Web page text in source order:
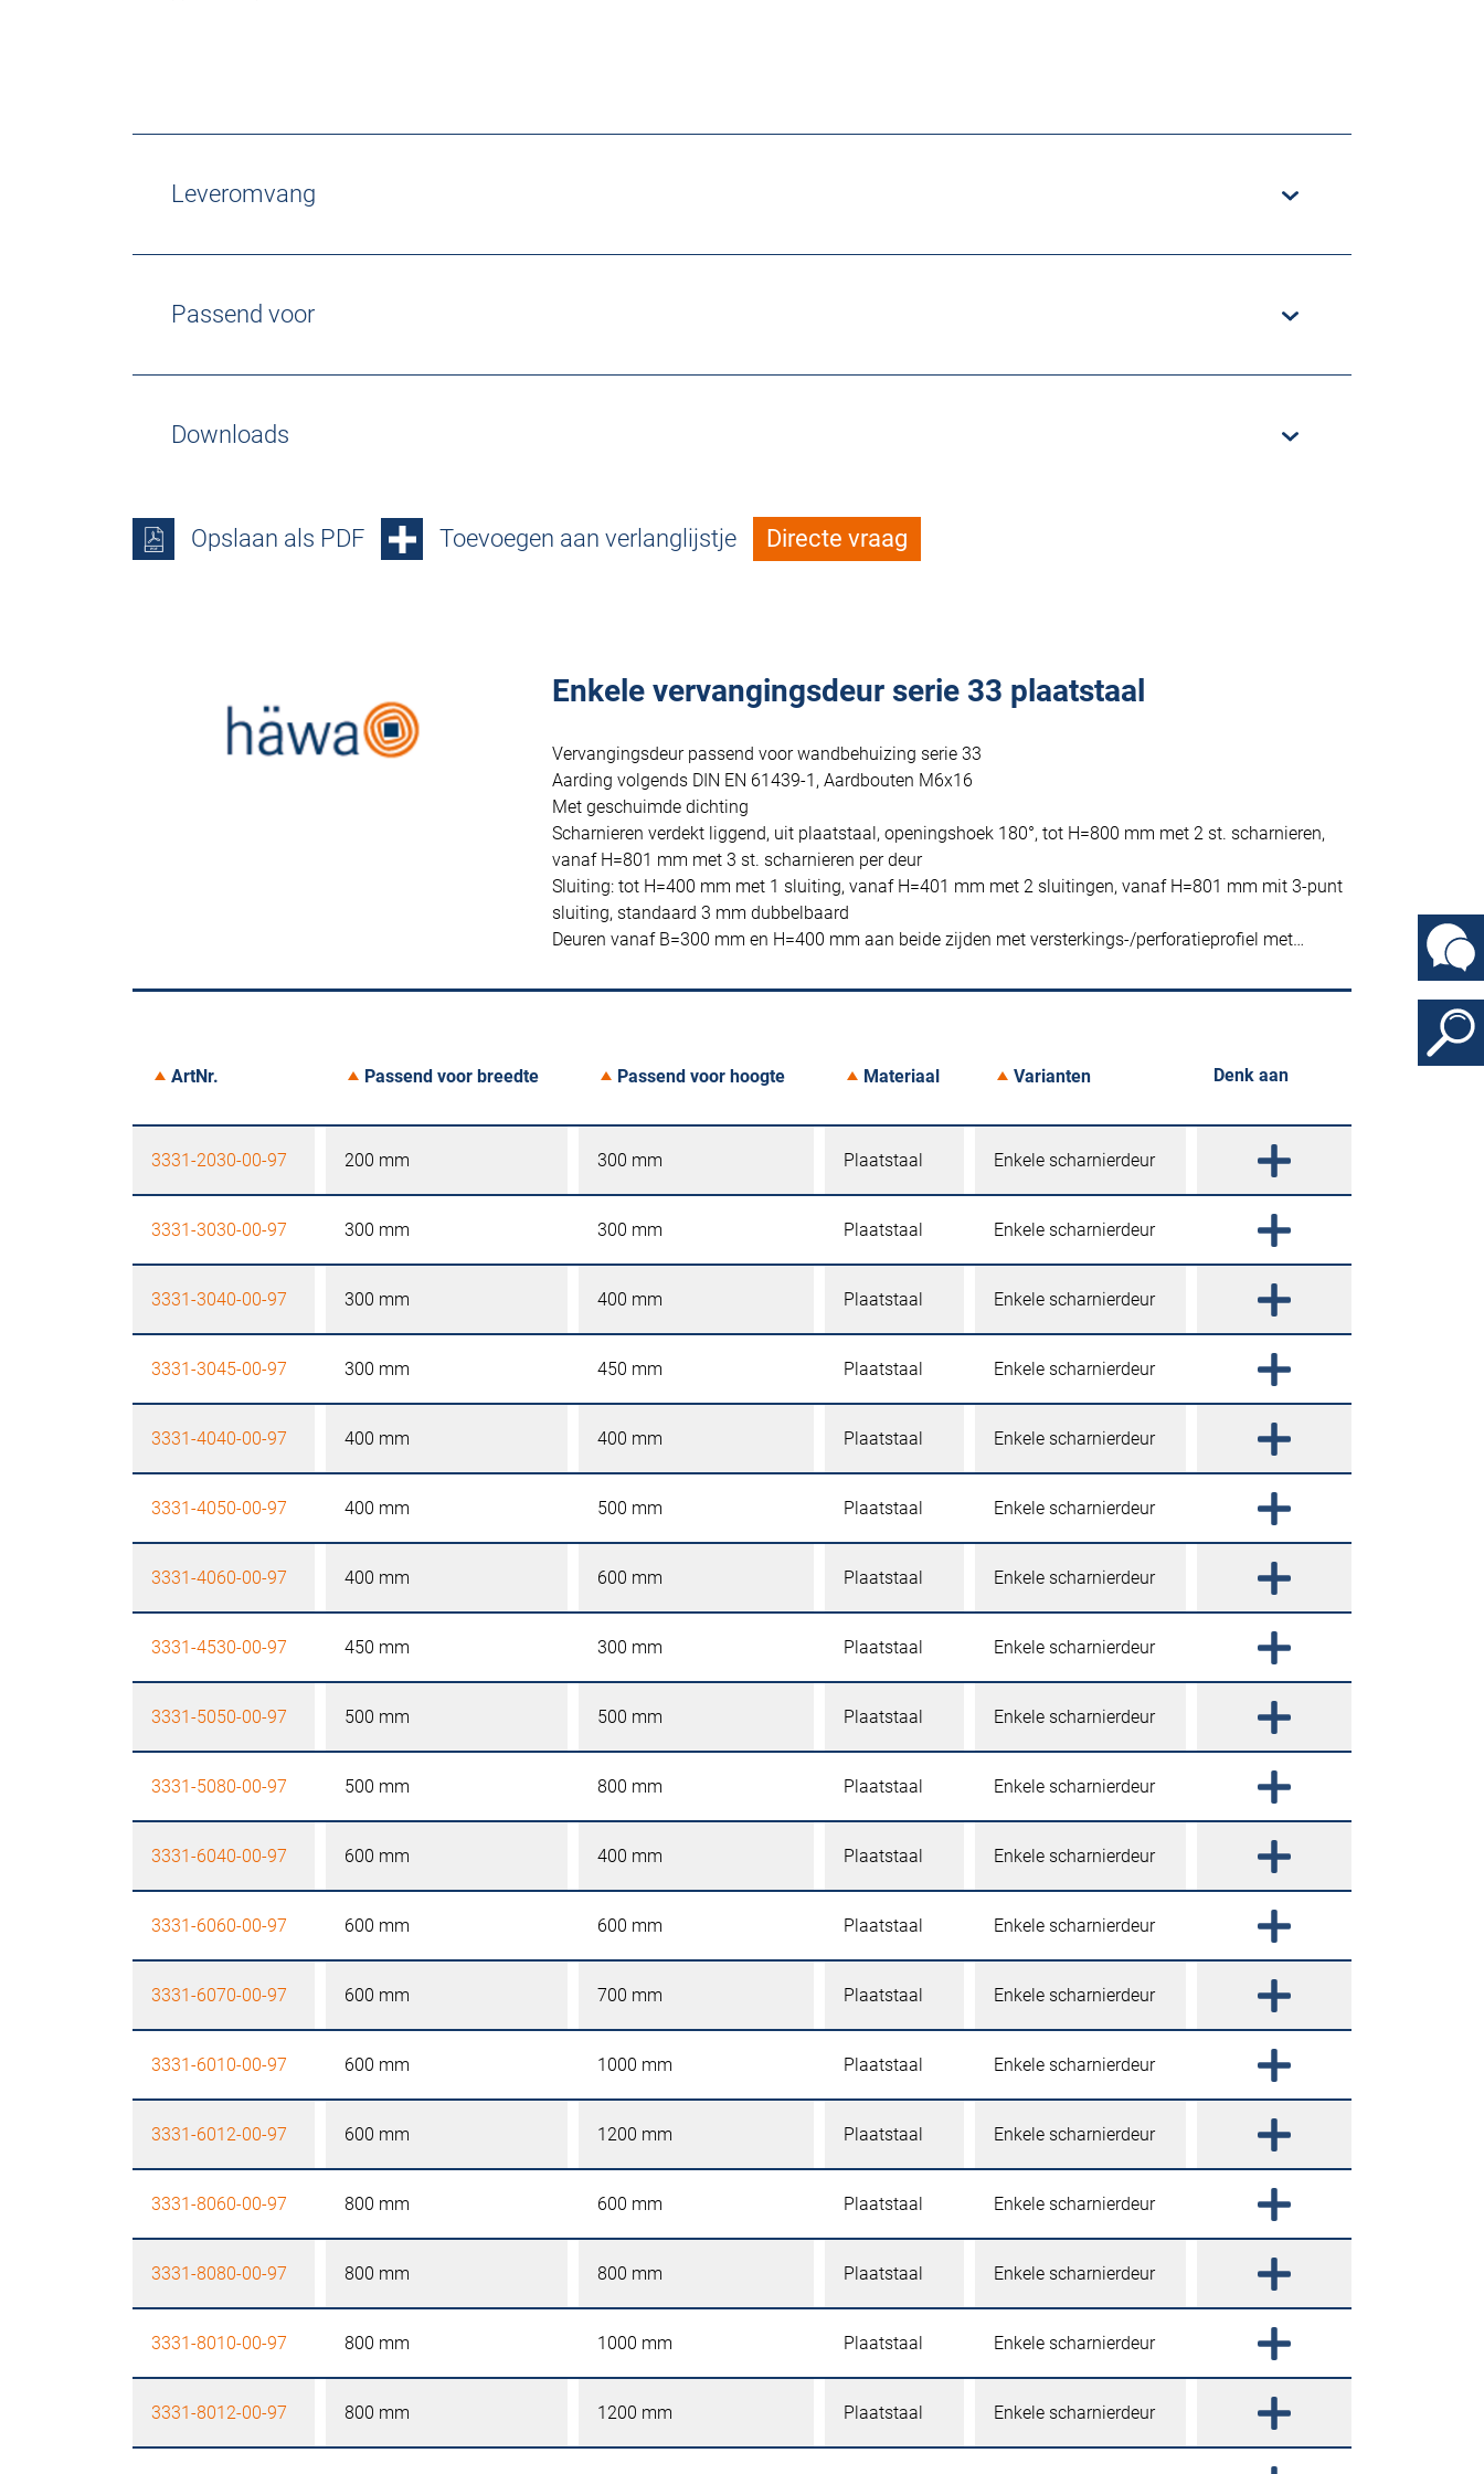
Leveromvang
Passend voor
Downloads
Opslaan als PDF Toevoegen aan verlanglijstje Directe vraag
Enkele vervangingsdeur serie 33 plaatstaal
Vervangingsdeur passend voor wandbehuizing serie 33
Aarding volgends DIN EN 61439-1, Aardbouten M6x16
Met geschuimde dichting
Scharnieren verdekt liggend, uit plaatstaal, openingshoek 180°, tot H=800 mm met 2 st. scharnieren,
vanaf H=801 mm met 3 st. scharnieren per deur
Sluiting: tot H=400 mm met 1 sluiting, vanaf H=401 mm met 2 sluitingen, vanaf H=801 mm mit 3-punt
sluiting, standaard 3 mm dubbelbaard
Deuren vanaf B=300 mm en H=400 mm aan beide zijden met versterkings-/perforatieprofiel met…
ArtNr. Passend voor breedte Passend voor hoogte Materiaal Varianten Denk aan
3331-2030-00-97 200 mm 300 mm Plaatstaal Enkele scharnierdeur
3331-3030-00-97 300 mm 300 mm Plaatstaal Enkele scharnierdeur
3331-3040-00-97 300 mm 400 mm Plaatstaal Enkele scharnierdeur
3331-3045-00-97 300 mm 450 mm Plaatstaal Enkele scharnierdeur
3331-4040-00-97 400 mm 400 mm Plaatstaal Enkele scharnierdeur
3331-4050-00-97 400 mm 500 mm Plaatstaal Enkele scharnierdeur
3331-4060-00-97 400 mm 600 mm Plaatstaal Enkele scharnierdeur
3331-4530-00-97 450 mm 300 mm Plaatstaal Enkele scharnierdeur
3331-5050-00-97 500 mm 500 mm Plaatstaal Enkele scharnierdeur
3331-5080-00-97 500 mm 800 mm Plaatstaal Enkele scharnierdeur
3331-6040-00-97 600 mm 400 mm Plaatstaal Enkele scharnierdeur
3331-6060-00-97 600 mm 600 mm Plaatstaal Enkele scharnierdeur
3331-6070-00-97 600 mm 700 mm Plaatstaal Enkele scharnierdeur
3331-6010-00-97 600 mm 1000 mm Plaatstaal Enkele scharnierdeur
3331-6012-00-97 600 mm 1200 mm Plaatstaal Enkele scharnierdeur
3331-8060-00-97 800 mm 600 mm Plaatstaal Enkele scharnierdeur
3331-8080-00-97 800 mm 800 mm Plaatstaal Enkele scharnierdeur
3331-8010-00-97 800 mm 1000 mm Plaatstaal Enkele scharnierdeur
3331-8012-00-97 800 mm 1200 mm Plaatstaal Enkele scharnierdeur